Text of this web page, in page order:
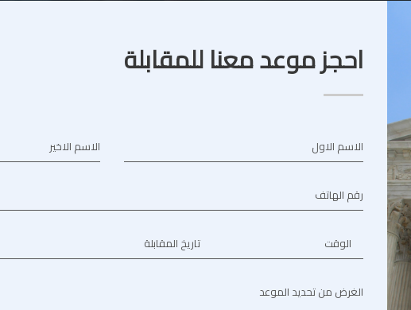
احجز موعد معنا للمقابلة
الاسم الاول الاسم الاخير
رقم الهاتف
تاريخ المقابلة الوقت
الغرض من تحديد الموعد